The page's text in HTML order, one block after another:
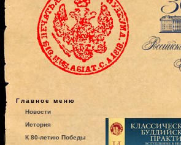
Главное меню
Новости
История
К 80-летию Победы